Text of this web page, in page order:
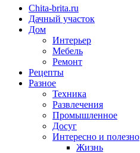
Chita-brita.ru
Дачный участок
Дом
Интерьер
Мебель
Ремонт
Рецепты
Разное
Техника
Развлечения
Промышленное
Досуг
Интересно и полезно
Жизнь